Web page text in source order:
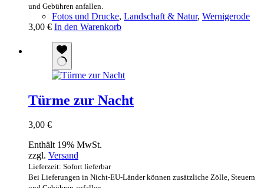
und Gebühren anfallen.
Fotos und Drucke, Landschaft & Natur, Wernigerode
3,00 € In den Warenkorb
Türme zur Nacht
3,00 €
Enthält 19% MwSt.
zzgl. Versand
Lieferzeit: Sofort lieferbar
Bei Lieferungen in Nicht-EU-Länder können zusätzliche Zölle, Steuern